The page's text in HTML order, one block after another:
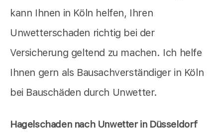
kann Ihnen in Köln helfen, Ihren
Unwetterschaden richtig bei der
Versicherung geltend zu machen. Ich helfe
Ihnen gern als Bausachverständiger in Köln
bei Bauschäden durch Unwetter.
Hagelschaden nach Unwetter in Düsseldorf